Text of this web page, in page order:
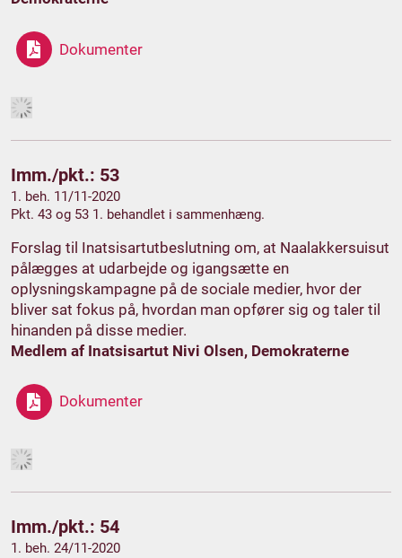
Dokumenter
Imm./pkt.: 53
1. beh. 11/11-2020
Pkt. 43 og 53 1. behandlet i sammenhæng.
Forslag til Inatsisartutbeslutning om, at Naalakkersuisut
pålægges at udarbejde og igangsætte en
oplysningskampagne på de sociale medier, hvor der
bliver sat fokus på, hvordan man opfører sig og taler til
hinanden på disse medier.
Medlem af Inatsisartut Nivi Olsen, Demokraterne
Dokumenter
Imm./pkt.: 54
1. beh. 24/11-2020